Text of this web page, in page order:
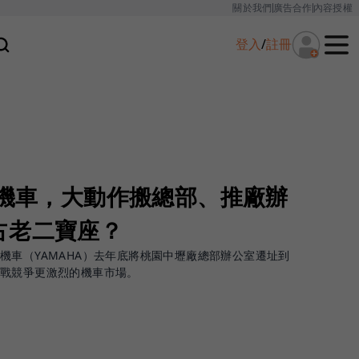
關於我們廣告合作內容授權
登入/註冊
車，大動作搬總部、推廠辦
二寶座？
車（YAMAHA）去年底將桃園中壢廠總部辦公室遷址到
競爭更激烈的機車市場。